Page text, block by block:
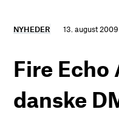
NYHEDER 13. august 2009
Fire Echo
danske